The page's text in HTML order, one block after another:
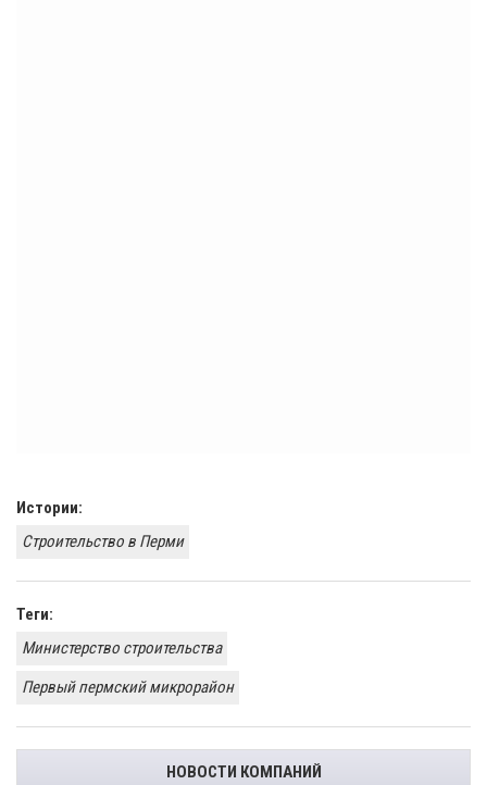
Истории:
Строительство в Перми
Теги:
Министерство строительства
Первый пермский микрорайон
НОВОСТИ КОМПАНИЙ